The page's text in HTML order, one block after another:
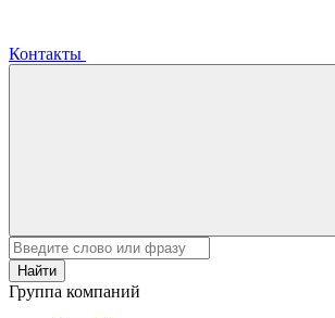
Контакты
Найти
Группа компаний